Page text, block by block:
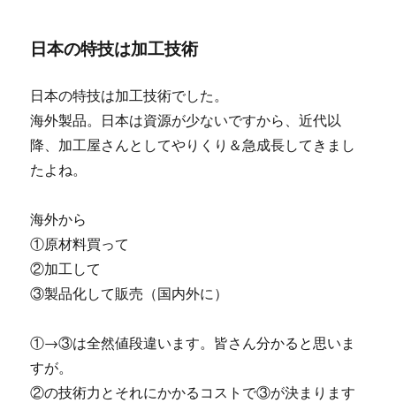
日本の特技は加工技術
日本の特技は加工技術でした。
海外製品。日本は資源が少ないですから、近代以
降、加工屋さんとしてやりくり＆急成長してきまし
たよね。
海外から
①原材料買って
②加工して
③製品化して販売（国内外に）
①→③は全然値段違います。皆さん分かると思いま
すが。
②の技術力とそれにかかるコストで③が決まります